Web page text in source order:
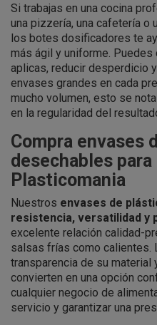
Si trabajas en una cocina
una pizzería, una cafetería o
los botes dosificadores te
más ágil y uniforme. Puedes
aplicas, reducir desperdicio
envases grandes en cada
mucho volumen, esto se
en la regularidad del
Compra envases
desechables para
Plasticomania
Nuestros envases de
resistencia, versatilidad y
excelente relación calidad-
salsas frías como calientes.
transparencia de su
convierten en una opción
cualquier negocio de
servicio y garantizar una